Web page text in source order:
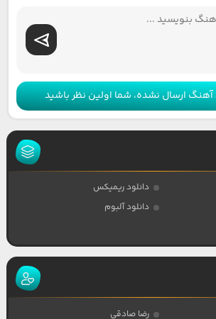
آهنگ ارسال نشده، شما اولین نظر باشید
دانلود ریمیکس
دانلود آلبوم
رضا صادقی